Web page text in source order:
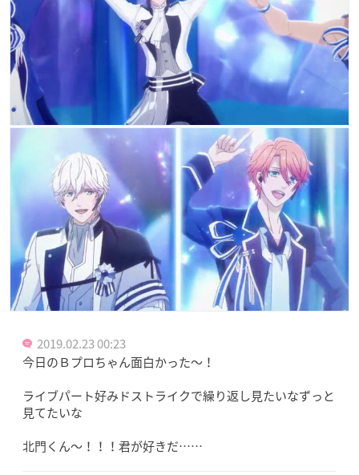
2019.02.23 00:23
今日のＢプロちゃん面白かった～！
ライブパート好みドストライクで繰り返し見たいなずっと
見てたいな
北門くん～！！！君が好きだ……